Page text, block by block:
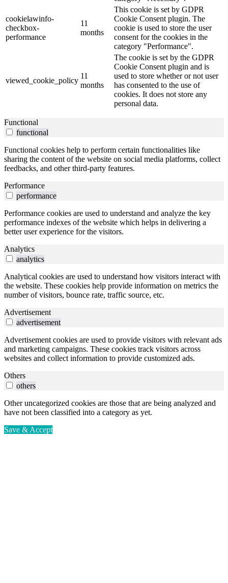
cookielawinfo-
checkbox-
performance
11
months
This cookie is set by GDPR
Cookie Consent plugin. The
cookie is used to store the user
consent for the cookies in the
category "Performance".
viewed_cookie_policy
11
months
The cookie is set by the GDPR
Cookie Consent plugin and is
used to store whether or not user
has consented to the use of
cookies. It does not store any
personal data.
Functional
functional
Functional cookies help to perform certain functionalities like
sharing the content of the website on social media platforms, collect
feedbacks, and other third-party features.
Performance
performance
Performance cookies are used to understand and analyze the key
performance indexes of the website which helps in delivering a
better user experience for the visitors.
Analytics
analytics
Analytical cookies are used to understand how visitors interact with
the website. These cookies help provide information on metrics the
number of visitors, bounce rate, traffic source, etc.
Advertisement
advertisement
Advertisement cookies are used to provide visitors with relevant ads
and marketing campaigns. These cookies track visitors across
websites and collect information to provide customized ads.
Others
others
Other uncategorized cookies are those that are being analyzed and
have not been classified into a category as yet.
Save & Accept